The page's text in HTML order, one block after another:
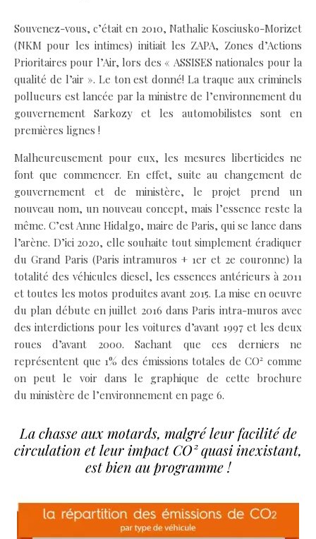
Souvenez-vous, c’était en 2010, Nathalie Kosciusko-Morizet
(NKM pour les intimes) initiait les ZAPA, Zones d’Actions
Prioritaires pour l’Air, lors des « ASSISES nationales pour la
qualité de l’air ». Le ton est donné! La traque aux criminels
pollueurs est lancée par la ministre de l’environnement du
gouvernement Sarkozy et les automobilistes sont en
premières lignes !
Malheureusement pour eux, les mesures liberticides ne
font que commencer. En effet, suite au changement de
gouvernement et de ministère, le projet prend un
nouveau nom, un nouveau concept, mais l’essence reste la
même. C’est Anne Hidalgo, maire de Paris, qui se lance dans
l’arène. D’ici 2020, elle souhaite tout simplement éradiquer
du Grand Paris (Paris intramuros + 1er et 2e couronne) la
totalité des véhicules diesel, les essences antérieurs à 2011
et toutes les motos produites avant 2015. La mise en oeuvre
du plan débute en juillet 2016 dans Paris intra-muros avec
des interdictions pour les voitures d’avant 1997 et les deux
roues d’avant 2000. Sachant que ces derniers ne
représentent que 1% des émissions totales de CO² comme
on peut le voir dans le graphique de cette brochure
du ministère de l’environnement en page 6.
La chasse aux motards, malgré leur facilité de
circulation et leur impact CO² quasi inexistant,
est bien au programme !